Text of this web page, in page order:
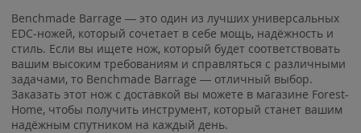
Benchmade Barrage — это один из лучших универсальных
EDC-ножей, который сочетает в себе мощь, надёжность и
стиль. Если вы ищете нож, который будет соответствовать
вашим высоким требованиям и справляться с различными
задачами, то Benchmade Barrage — отличный выбор.
Заказать этот нож с доставкой вы можете в магазине Forest-
Home, чтобы получить инструмент, который станет вашим
надёжным спутником на каждый день.